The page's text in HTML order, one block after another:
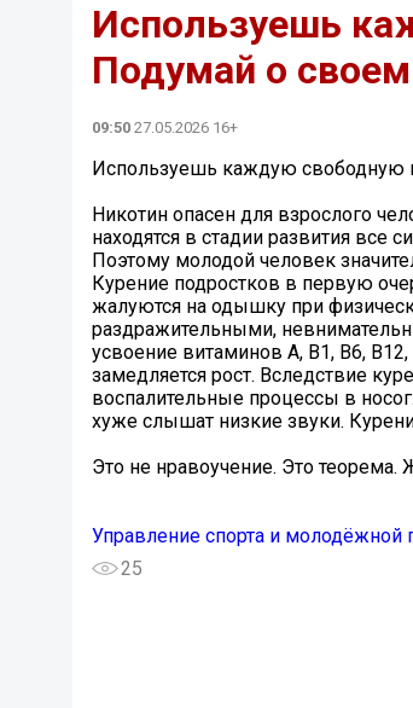
Используешь
Подумай о
09:50 27.05.2026 16+
Используешь каждую свободную
Никотин опасен для взрослого
находятся в стадии развития все
Поэтому молодой человек
Курение подростков в первую
жалуются на одышку при
раздражительными,
усвоение витаминов А, В1, В6, В12,
замедляется рост. Вследствие
воспалительные процессы в
хуже слышат низкие звуки.
Это не нравоучение. Это теорема.
Управление спорта и молодёжной
25